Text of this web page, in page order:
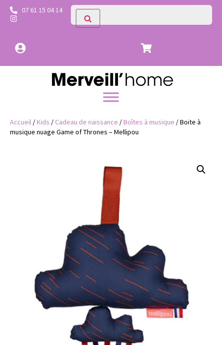
07 61 15 04 14
Accueil /Kids / Cadeau de naissance /Boîtes à musique / Boite à
musique nuage Game of Thrones – Mellipou